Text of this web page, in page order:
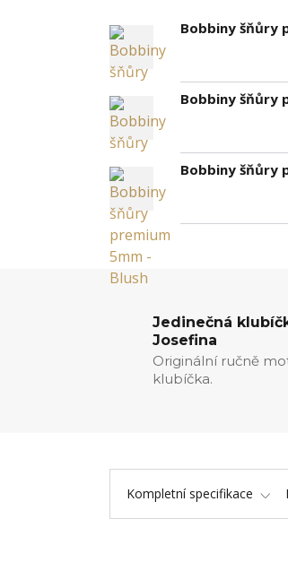
Bobbiny šňůry
Bobbiny šňůry
Bobbiny šňůry
Jedinečná
Josefina
Originální ručně
klubíčka.
Kompletní specifikace